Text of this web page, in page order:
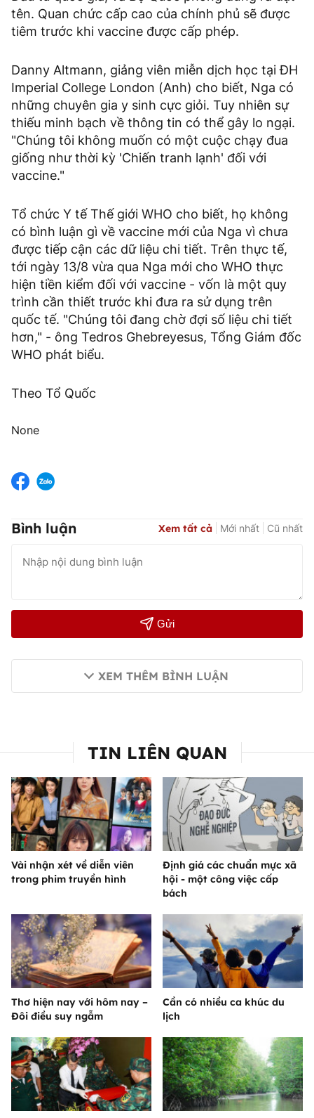
tên. Quan chức cấp cao của chính phủ sẽ được
tiêm trước khi vaccine được cấp phép.
Danny Altmann, giảng viên miễn dịch học tại ĐH
Imperial College London (Anh) cho biết, Nga có
những chuyên gia y sinh cực giỏi. Tuy nhiên sự
thiếu minh bạch về thông tin có thể gây lo ngại.
"Chúng tôi không muốn có một cuộc chạy đua
giống như thời kỳ 'Chiến tranh lạnh' đối với
vaccine."
Tổ chức Y tế Thế giới WHO cho biết, họ không
có bình luận gì về vaccine mới của Nga vì chưa
được tiếp cận các dữ liệu chi tiết. Trên thực tế,
tới ngày 13/8 vừa qua Nga mới cho WHO thực
hiện tiền kiểm đối với vaccine - vốn là một quy
trình cần thiết trước khi đưa ra sử dụng trên
quốc tế. "Chúng tôi đang chờ đợi số liệu chi tiết
hơn," - ông Tedros Ghebreyesus, Tổng Giám đốc
WHO phát biểu.
Theo Tổ Quốc
None
Bình luận Xem tất cả Mới nhất Cũ nhất
Gửi
XEM THÊM BÌNH LUẬN
TIN LIÊN QUAN
Vài nhận xét về diễn viên
trong phim truyền hình
Định giá các chuẩn mực xã
hội - một công việc cấp
bách
Thơ hiện nay với hôm nay –
Đôi điều suy ngẫm
Cần có nhiều ca khúc du
lịch